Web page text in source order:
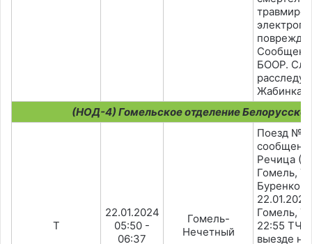
БООР.
Жабинка.
(НОД-4) Гомельское отделение
T
22.01.2024
05:50 -
06:37
Гомель-
Нечетный
Поезд
Речица
Гомель,
Гомель,
22:55 ТЧ
выезде на